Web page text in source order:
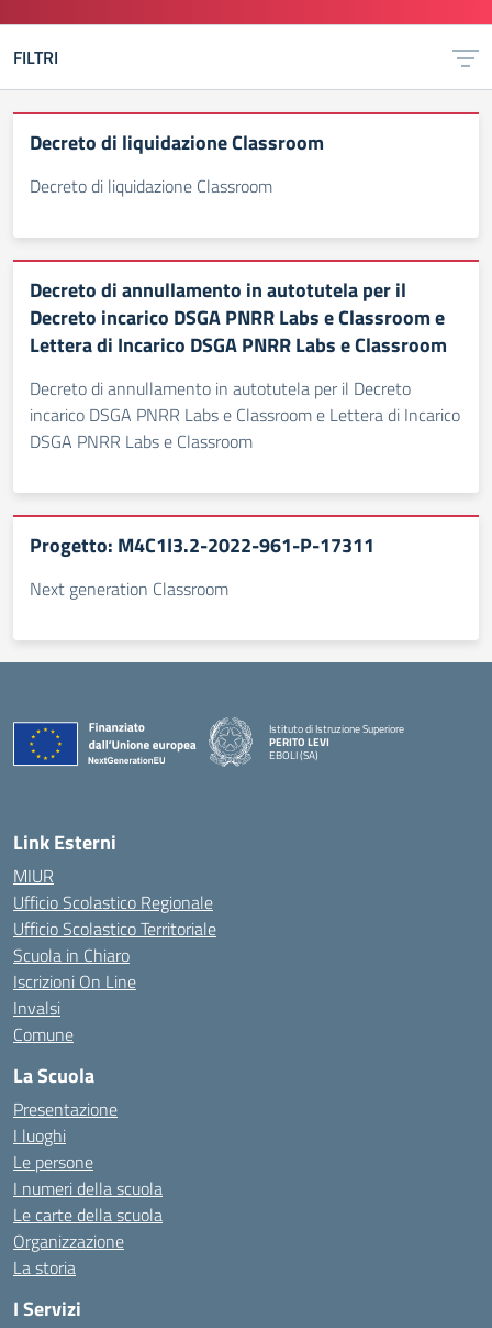
FILTRI
Decreto di liquidazione Classroom
Decreto di liquidazione Classroom
Decreto di annullamento in autotutela per il
Decreto incarico DSGA PNRR Labs e Classroom e
Lettera di Incarico DSGA PNRR Labs e Classroom
Decreto di annullamento in autotutela per il Decreto
incarico DSGA PNRR Labs e Classroom e Lettera di Incarico
DSGA PNRR Labs e Classroom
Progetto: M4C1I3.2-2022-961-P-17311
Next generation Classroom
Istituto di Istruzione Superiore
PERITO LEVI
EBOLI (SA)
Link Esterni
MIUR
Ufficio Scolastico Regionale
Ufficio Scolastico Territoriale
Scuola in Chiaro
Iscrizioni On Line
Invalsi
Comune
La Scuola
Presentazione
I luoghi
Le persone
I numeri della scuola
Le carte della scuola
Organizzazione
La storia
I Servizi